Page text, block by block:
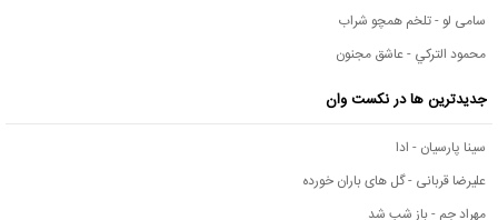
سامی لو - تلخم همچو شراب
محمود التركي - عاشق مجنون
جدیدترین ها در نکست وان
سینا پارسیان - ادا
علیرضا قربانی - گل های باران خورده
مهراد جم - باز شب شد